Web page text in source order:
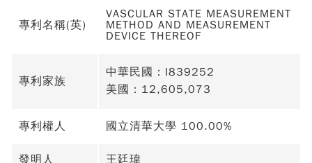
專利名稱(英)
VASCULAR STATE MEASUREMENT
METHOD AND MEASUREMENT
DEVICE THEREOF
專利家族
中華民國：I839252
美國：12,605,073
專利權人 國立清華大學 100.00%
發明人 王廷瑋